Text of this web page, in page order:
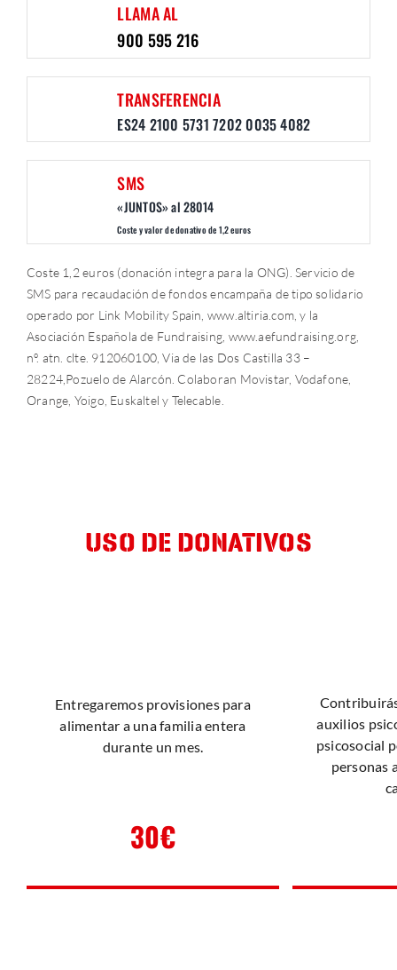
LLAMA AL
900 595 216
TRANSFERENCIA
ES24 2100 5731 7202 0035 4082
SMS
«JUNTOS» al 28014
Coste y valor de donativo de 1,2 euros
Coste 1,2 euros (donación integra para la ONG). Servicio de
SMS para recaudación de fondos encampaña de tipo solidario
operado por Link Mobility Spain, www.altiria.com, y la
Asociación Española de Fundraising, www.aefundraising.org,
nº. atn. clte. 912060100, Via de las Dos Castilla 33 –
28224,Pozuelo de Alarcón. Colaboran Movistar, Vodafone,
Orange, Yoigo, Euskaltel y Telecable.
USO DE DONATIVOS
Entregaremos provisiones para
alimentar a una familia entera
durante un mes.
30€
auxilios
psicosocial
personas